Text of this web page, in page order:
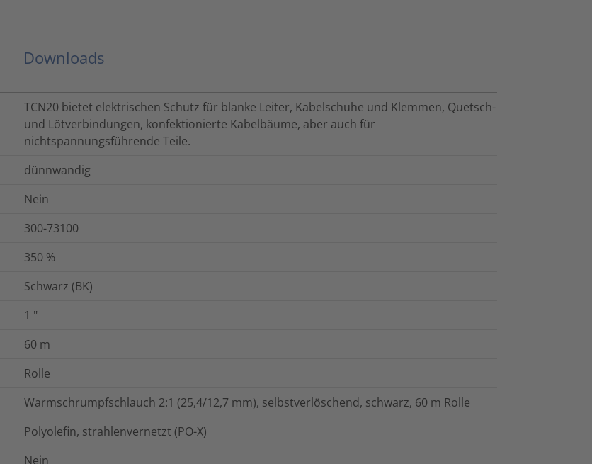
Downloads
TCN20 bietet elektrischen Schutz für blanke Leiter, Kabelschuhe und Klemmen, Quetsch-
und Lötverbindungen, konfektionierte Kabelbäume, aber auch für
nichtspannungsführende Teile.
dünnwandig
Nein
300-73100
350 %
Schwarz (BK)
1 "
60 m
Rolle
Warmschrumpfschlauch 2:1 (25,4/12,7 mm), selbstverlöschend, schwarz, 60 m Rolle
Polyolefin, strahlenvernetzt (PO-X)
Nein